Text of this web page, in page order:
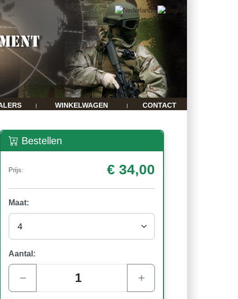
| WINKELWAGEN | CONTACT
Bestellen
Prijs: € 34,00
Maat:
Aantal: